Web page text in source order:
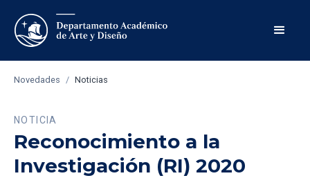
Novedades / Noticias
NOTICIA
Reconocimiento a la
Investigación (RI) 2020